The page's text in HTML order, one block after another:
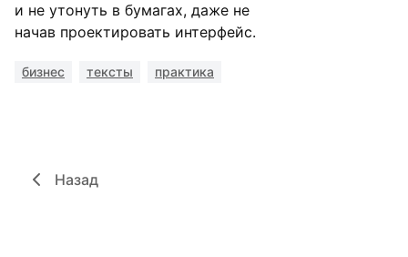
и не утонуть в бумагах, даже не
начав проектировать интерфейс.
бизнес тексты практика
Назад